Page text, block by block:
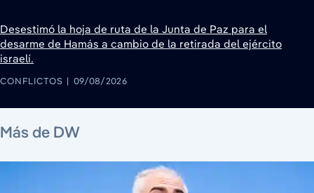
Desestimó la hoja de ruta de la Junta de Paz para el
desarme de Hamás a cambio de la retirada del ejército
israelí.
CONFLICTOS 09/08/2026
Más de DW
9 de agosto de 2026
9 de agosto de 2026 8 de agosto de 2026
8 de agosto de 2026 8 de agosto de 2026
7 de agosto de 2026